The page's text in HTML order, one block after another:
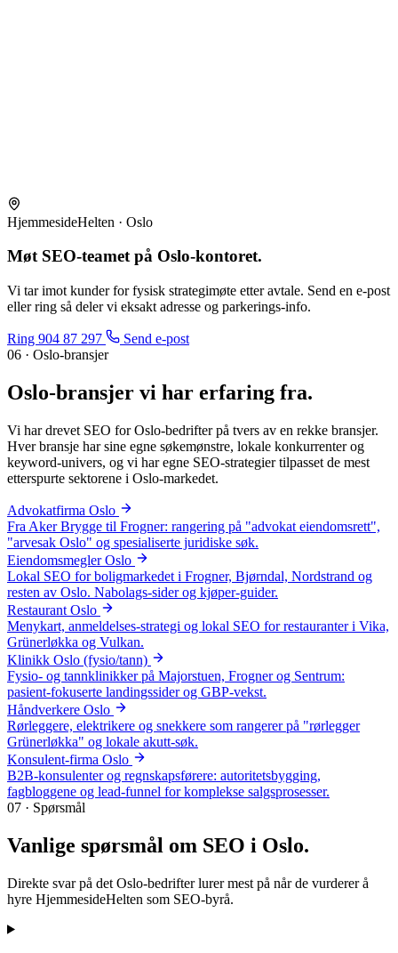
HjemmesideHelten · Oslo
Møt SEO-teamet på Oslo-kontoret.
Vi tar imot kunder for fysisk strategimøte etter avtale. Send en e-post
eller ring så deler vi eksakt adresse og parkerings-info.
Ring 904 87 297
Send e-post
06 · Oslo-bransjer
Oslo-bransjer vi har erfaring fra.
Vi har drevet SEO for Oslo-bedrifter på tvers av en rekke bransjer.
Hver bransje har sine egne søkemønstre, lokale konkurrenter og
keyword-univers, og vi har egne SEO-strategier tilpasset de mest
etterspurte sektorene i Oslo-markedet.
Advokatfirma Oslo
Fra Aker Brygge til Frogner: rangering på "advokat eiendomsrett",
"arvesak Oslo" og spesialiserte juridiske søk.
Eiendomsmegler Oslo
Lokal SEO for boligmarkedet i Frogner, Bjørndal, Nordstrand og
resten av Oslo. Nabolags-sider og kjøper-guider.
Restaurant Oslo
Menykart, anmeldelses-strategi og lokal SEO for restauranter i Vika,
Grünerløkka og Vulkan.
Klinikk Oslo (fysio/tann)
Fysio- og tannklinikker på Majorstuen, Frogner og Sentrum:
pasient-fokuserte landingssider og GBP-vekst.
Håndverkere Oslo
Rørleggere, elektrikere og snekkere som rangerer på "rørlegger
Grünerløkka" og lokale akutt-søk.
Konsulent-firma Oslo
B2B-konsulenter og regnskapsførere: autoritetsbygging,
fagbloggene og lead-funnel for komplekse salgsprosesser.
07 · Spørsmål
Vanlige spørsmål om SEO i Oslo.
Direkte svar på det Oslo-bedrifter lurer mest på når de vurderer å
hyre HjemmesideHelten som SEO-byrå.